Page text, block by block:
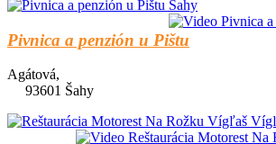
Pivnica a penzión u Pištu
Agátová,
93601 Šahy